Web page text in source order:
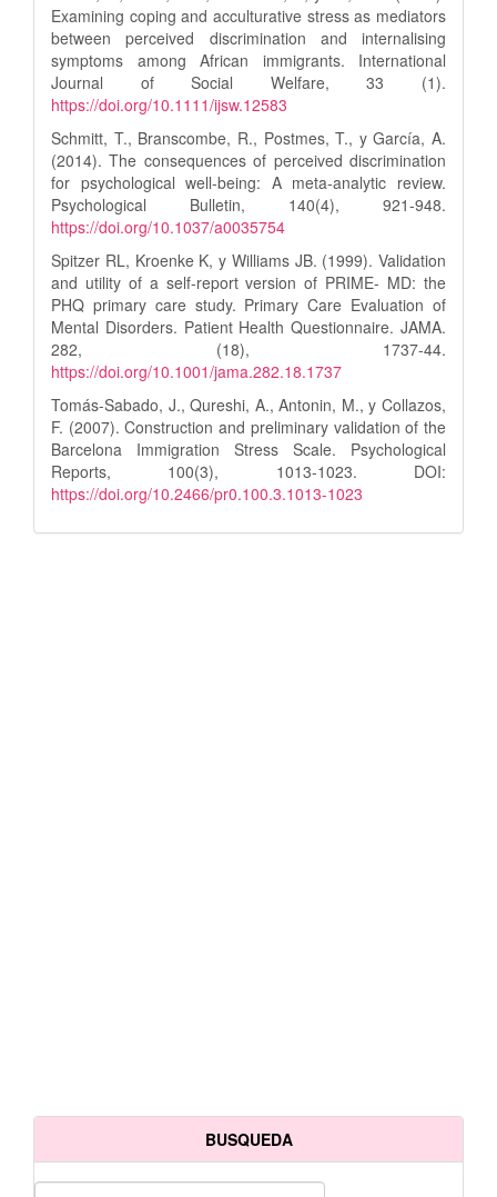
Examining coping and acculturative stress as mediators
between perceived discrimination and internalising
symptoms among African immigrants. International
Journal of Social Welfare, 33 (1).
https://doi.org/10.1111/ijsw.12583
Schmitt, T., Branscombe, R., Postmes, T., y García, A.
(2014). The consequences of perceived discrimination
for psychological well-being: A meta-analytic review.
Psychological Bulletin, 140(4), 921-948.
https://doi.org/10.1037/a0035754
Spitzer RL, Kroenke K, y Williams JB. (1999). Validation
and utility of a self-report version of PRIME- MD: the
PHQ primary care study. Primary Care Evaluation of
Mental Disorders. Patient Health Questionnaire. JAMA.
282, (18), 1737-44.
https://doi.org/10.1001/jama.282.18.1737
Tomás-Sabado, J., Qureshi, A., Antonin, M., y Collazos,
F. (2007). Construction and preliminary validation of the
Barcelona Immigration Stress Scale. Psychological
Reports, 100(3), 1013-1023. DOI:
https://doi.org/10.2466/pr0.100.3.1013-1023
BUSQUEDA